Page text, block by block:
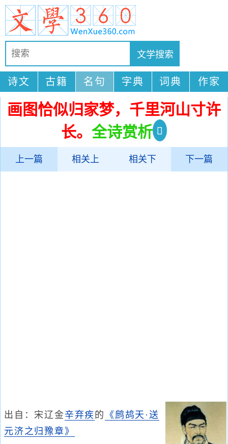
诗文 古籍 名句 字典 词典 作家
画图恰似归家梦，千里河山寸许
长。 全诗赏析
上一篇 相关上 相关下 下一篇
出自：宋辽金辛弃疾 的 《鹧鸪天·送
元济之归豫章》